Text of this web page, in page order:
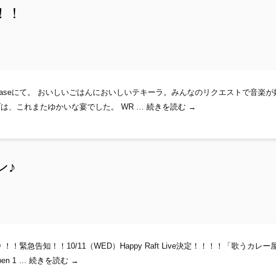
にて。 おいしいごはんにおいしいテキーラ。みんなのリクエストで音楽
、これまたゆかいな宴でした。 WR … 続きを読む お疲れ、かんぱ～い！！
→
♪
！！緊急告知！！10/11（WED）Happy Raft Live決定！！！！「歌うカレー
1 … 続きを読む 歌って踊ってルンルン♪
→